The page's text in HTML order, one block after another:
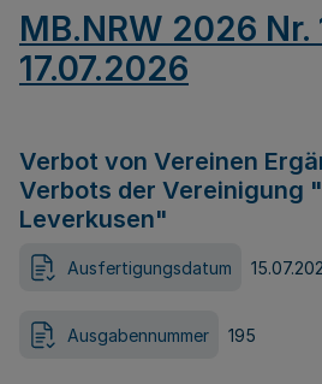
MB.NRW 2026 Nr.
17.07.2026
Verbot von Vereinen
Verbots der Vereinigung
Leverkusen"
Ausfertigungsdatum
Ausgabennummer 195